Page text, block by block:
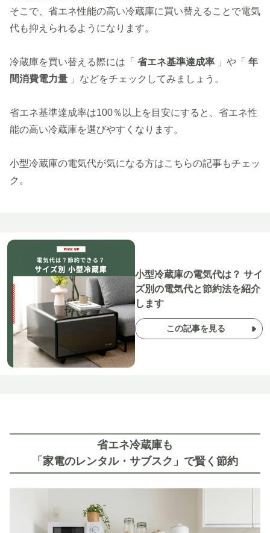
そこで、省エネ性能の高い冷蔵庫に買い替えることで電気
代も抑えられるようになります。
冷蔵庫を買い替える際には「 省エネ基準達成率 」や「 年
間消費電力量 」などをチェックしてみましょう。
省エネ基準達成率は100％以上を目安にすると、省エネ性
能の高い冷蔵庫を選びやすくなります。
小型冷蔵庫の電気代が気になる方はこちらの記事もチェッ
ク。
小型冷蔵庫の電気代は？ サイ
ズ別の電気代と節約法を紹介
します
この記事を見る
省エネ冷蔵庫も
「家電のレンタル・サブスク」で賢く節約